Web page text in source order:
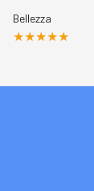
Bellezza